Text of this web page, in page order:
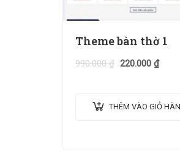
Theme bàn thờ 1
990.000₫ 220.000 ₫
THÊM VÀO GIỎ